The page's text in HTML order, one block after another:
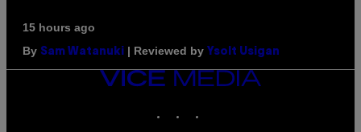
15 hours ago
By Sam Watanuki | Reviewed by Ysolt Usigan
VICE
MEDIA